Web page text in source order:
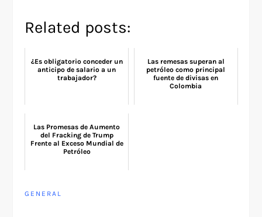
Related posts:
¿Es obligatorio conceder un
anticipo de salario a un
trabajador?
Las remesas superan al
petróleo como principal
fuente de divisas en
Colombia
Las Promesas de Aumento
del Fracking de Trump
Frente al Exceso Mundial de
Petróleo
GENERAL